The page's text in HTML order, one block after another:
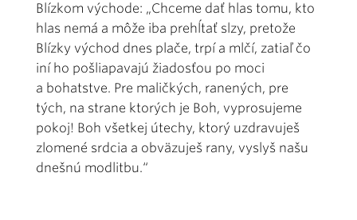
Blízkom východe: „Chceme dať hlas tomu, kto
hlas nemá a môže iba prehĺtať slzy, pretože
Blízky východ dnes plače, trpí a mlčí, zatiaľ čo
iní ho pošliapavajú žiadosťou po moci
a bohatstve. Pre maličkých, ranených, pre
tých, na strane ktorých je Boh, vyprosujeme
pokoj! Boh všetkej útechy, ktorý uzdravuješ
zlomené srdcia a obväzuješ rany, vyslyš našu
dnešnú modlitbu.“